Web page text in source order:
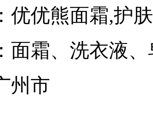
优优熊面霜,护
面霜、洗衣液、
州市